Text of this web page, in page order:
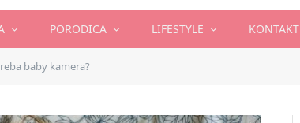
PORODICA LIFESTYLE KONTAKT
baby kamera?